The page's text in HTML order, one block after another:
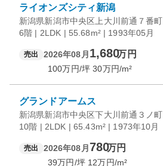
ライオンズシティ新潟
新潟県新潟市中央区上大川前通７番町
6階 | 2LDK | 55.68m² | 1993年05月
売出 2026年08月 1,680万円
100万円/坪 30万円/m²
グランドアームス
新潟県新潟市中央区下大川前通３ノ
10階 | 2LDK | 65.43m² | 1973年10月
売出 2026年08月 780万円
39万円/坪 12万円/m²